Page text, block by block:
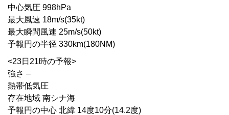
中心気圧 998hPa
最大風速 18m/s(35kt)
最大瞬間風速 25m/s(50kt)
予報円の半径 330km(180NM)
<23日21時の予報>
強さ –
熱帯低気圧
存在地域 南シナ海
予報円の中心 北緯 14度10分(14.2度)